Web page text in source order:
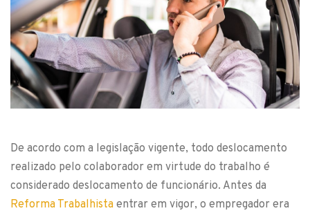
De acordo com a legislação vigente, todo deslocamento
realizado pelo colaborador em virtude do trabalho é
considerado deslocamento de funcionário. Antes da
Reforma Trabalhista entrar em vigor, o empregador era